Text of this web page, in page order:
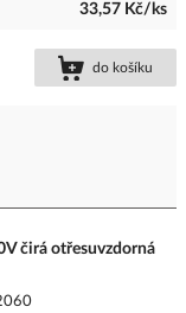
33,57 Kč/ks
do košíku
čirá otřesuvzdorná